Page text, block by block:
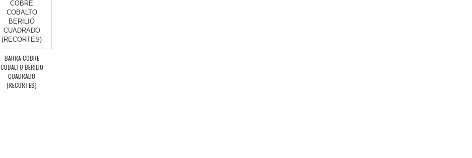
BARRA COBRE
COBALTO BERILIO
CUADRADO
(RECORTES)